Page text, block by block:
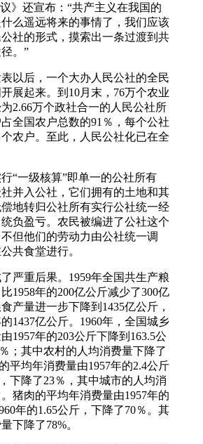
》还宣布：“共产主义在我国的
么遥远将来的事情了，我们应该
社的形式，摸索出一条过渡到共
。”
表以后，一个大办人民公社的全民
展起来。到10月末，76万个农业
2.66万个政社合一的人民公社所
全国农户总数的91％，每个公社
农户。至此，人民公社化已在全
“一级核算”即单一的公社所有
并入公社，它们拥有的土地和其
地转归公社所有实行公社统一经
负盈亏。农民被编进了公社这个
但他们的劳动力由公社统一调
共食堂进行。
严重后果。1959年全国共生产粮
1958年的200亿公斤减少了300亿
产量进一步下降到1435亿公斤，
1437亿公斤。1960年，全国城乡
1957年的203公斤下降到163.5公
；其中农村的人均消费量下降了
平均年消费量由1957年的2.4公斤
下降了23％，其中城市的人均消
猪肉的平均年消费量由1957年的
年的1.65公斤，下降了70％。其
下降了78%。